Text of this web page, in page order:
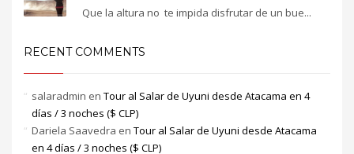
Que la altura no te impida disfrutar de un bue...
RECENT COMMENTS
salaradmin en Tour al Salar de Uyuni desde Atacama en 4
días / 3 noches ($ CLP)
Dariela Saavedra en Tour al Salar de Uyuni desde Atacama
en 4 días / 3 noches ($ CLP)